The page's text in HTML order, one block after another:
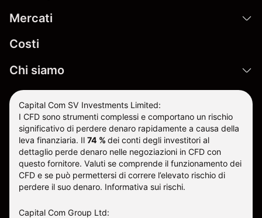
Mercati
Costi
Chi siamo
Capital Com SV Investments Limited:
I CFD sono strumenti complessi e comportano un rischio
significativo di perdere denaro rapidamente a causa della
leva finanziaria. Il 74 % dei conti degli investitori al
dettaglio perde denaro nelle negoziazioni in CFD con
questo fornitore. Valuti se comprende il funzionamento dei
CFD e se può permettersi di correre l’elevato rischio di
perdere il suo denaro. Informativa sui rischi.
Capital Com Group Ltd: